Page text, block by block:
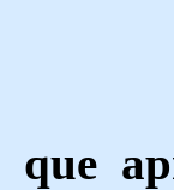
que